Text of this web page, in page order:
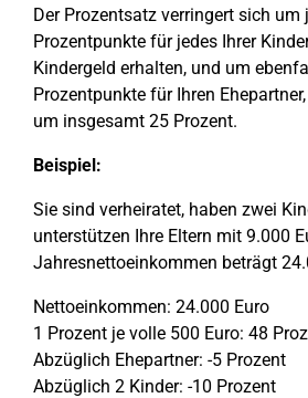
Der Prozentsatz verringert sich
Prozentpunkte für jedes Ihrer
Kindergeld erhalten, und um
Prozentpunkte für Ihren
um insgesamt 25 Prozent.
Beispiel:
Sie sind verheiratet, haben zwei
unterstützen Ihre Eltern mit 9.000
Jahresnettoeinkommen beträgt
Nettoeinkommen: 24.000 Euro
1 Prozent je volle 500 Euro: 48
Abzüglich Ehepartner: -5 Prozent
Abzüglich 2 Kinder: -10 Prozent